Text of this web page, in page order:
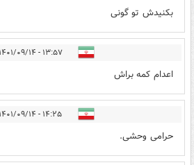
بکنیدش تو گونی
۱۳:۵۷ - ۱۴۰۱/۰۹/۱۴
اعدام کمه براش
۱۴:۲۵ - ۱۴۰۱/۰۹/۱۴
حرامی وحشی.